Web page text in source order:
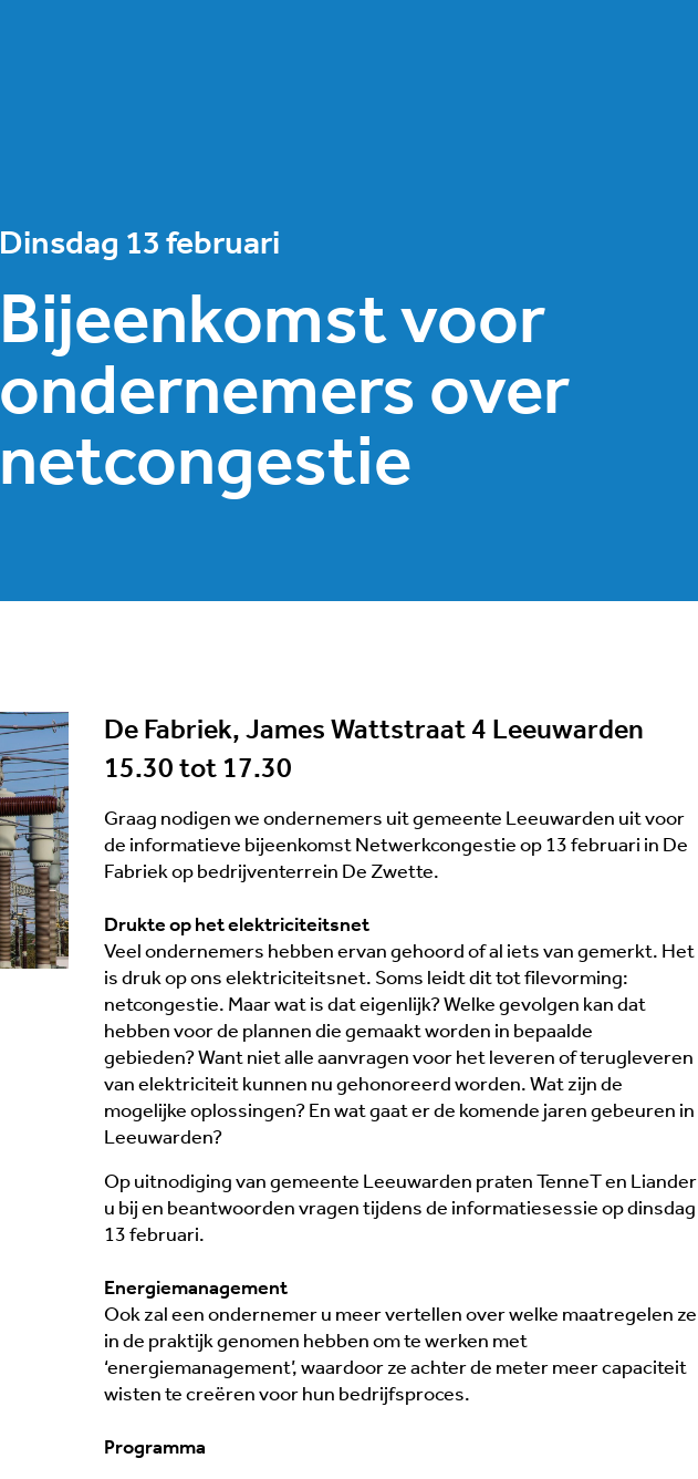
Dinsdag 13 februari
Bijeenkomst voor
ondernemers over
netcongestie
De Fabriek, James Wattstraat 4 Leeuwarden
15.30 tot 17.30
Graag nodigen we ondernemers uit gemeente Leeuwarden uit voor
de informatieve bijeenkomst Netwerkcongestie op 13 februari in De
Fabriek op bedrijventerrein De Zwette.
Drukte op het elektriciteitsnet
Veel ondernemers hebben ervan gehoord of al iets van gemerkt. Het
is druk op ons elektriciteitsnet. Soms leidt dit tot filevorming:
netcongestie. Maar wat is dat eigenlijk? Welke gevolgen kan dat
hebben voor de plannen die gemaakt worden in bepaalde
gebieden? Want niet alle aanvragen voor het leveren of terugleveren
van elektriciteit kunnen nu gehonoreerd worden. Wat zijn de
mogelijke oplossingen? En wat gaat er de komende jaren gebeuren in
Leeuwarden?
Op uitnodiging van gemeente Leeuwarden praten TenneT en Liander
u bij en beantwoorden vragen tijdens de informatiesessie op dinsdag
13 februari.
Energiemanagement
Ook zal een ondernemer u meer vertellen over welke maatregelen ze
in de praktijk genomen hebben om te werken met
‘energiemanagement’, waardoor ze achter de meter meer capaciteit
wisten te creëren voor hun bedrijfsproces.
Programma